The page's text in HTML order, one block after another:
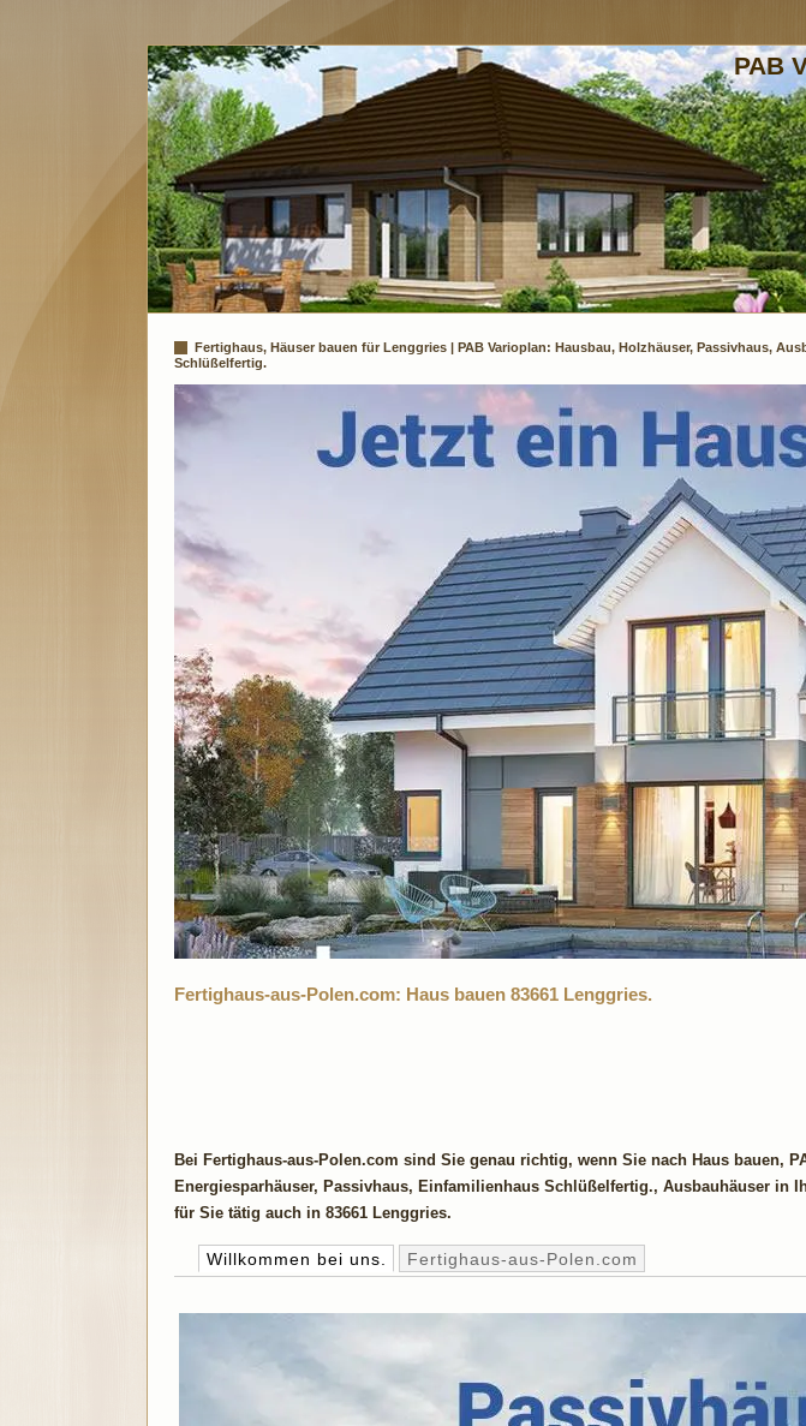
PAB
Fertighaus, Häuser bauen für Lenggries | PAB Varioplan: Hausbau, Holzhäuser, Passivhaus,
Schlüßelfertig.
Fertighaus-aus-Polen.com: Haus bauen 83661 Lenggries.
Bei Fertighaus-aus-Polen.com sind Sie genau richtig, wenn Sie nach Haus bauen,
Energiesparhäuser, Passivhaus, Einfamilienhaus Schlüßelfertig., Ausbauhäuser in
für Sie tätig auch in 83661 Lenggries.
Willkommen bei uns. Fertighaus-aus-Polen.com